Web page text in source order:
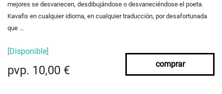
mejores se desvanecen, desdibujándose o desvaneciéndose el poeta.
Kavafis en cualquier idioma, en cualquier traducción, por desafortunada
que ...
[Disponible]
pvp. 10,00 € comprar